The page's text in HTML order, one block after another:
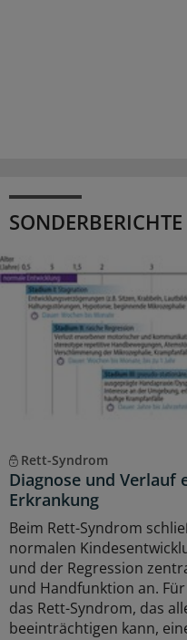
Rett-Syndrom
Diagnose und Verlauf
Erkrankung
Beim Rett-Syndrom
normalen
und der Regression
und Handfunktion an.
das Rett-Syndrom, das
beeinträchtigen kann,